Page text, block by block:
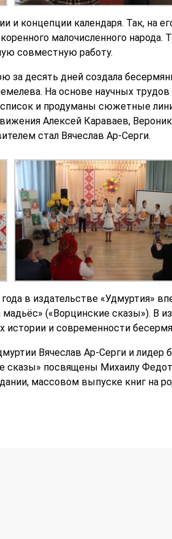
и концепции календаря. Так, на
малочисленного народа.
совместную работу.
десять дней создала
На основе научных трудов
и продуманы сюжетные
Алексей Караваев,
стал Вячеслав Ар-Серги.
в издательстве «Удмуртия»
(«Ворцинские сказы»). В
и современности
Вячеслав Ар-Серги и лидер
сказы» посвящены Михаилу
массовом выпуске книг на